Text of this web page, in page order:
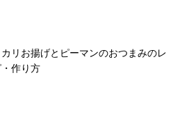
リお揚げとピーマンのおつまみのレ
作り方